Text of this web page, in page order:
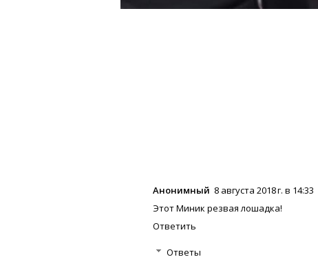
Анонимный 8 августа 2018 г. в 14:33
Этот Миник резвая лошадка!
Ответить
Ответы